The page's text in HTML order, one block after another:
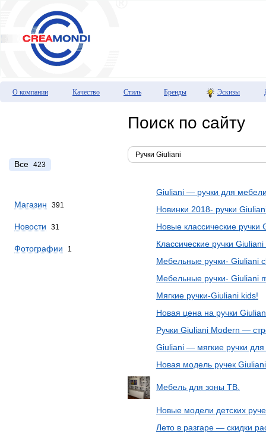
О компании Качество Стиль Бренды Эскизы
Все 423
Магазин 391
Новости 31
Фотографии 1
Поиск по сайту
Giuliani — ручки для
Новинки 2018- ручки
Новые классические ручки
Классические ручки
Мебельные ручки- Giuliani
Мебельные ручки- Giuliani
Мягкие ручки-Giuliani kids!
Новая цена на ручки
Ручки Giuliani Modern —
Giuliani — мягкие ручки
Новая модель ручек
Мебель для зоны ТВ.
Новые модели детских
Лето в разгаре — скидки